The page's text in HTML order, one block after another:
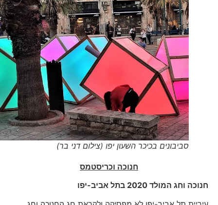
סביבונים בכיכר השעון יפו (צילום דני בר)
חנוכה וכריסטמס
חנוכה וחג המולד 2020 בתל אביב-יפו